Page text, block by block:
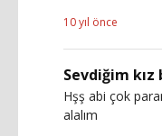
10 yıl önce
Sevdiğim
Hşş abi çok
alalım